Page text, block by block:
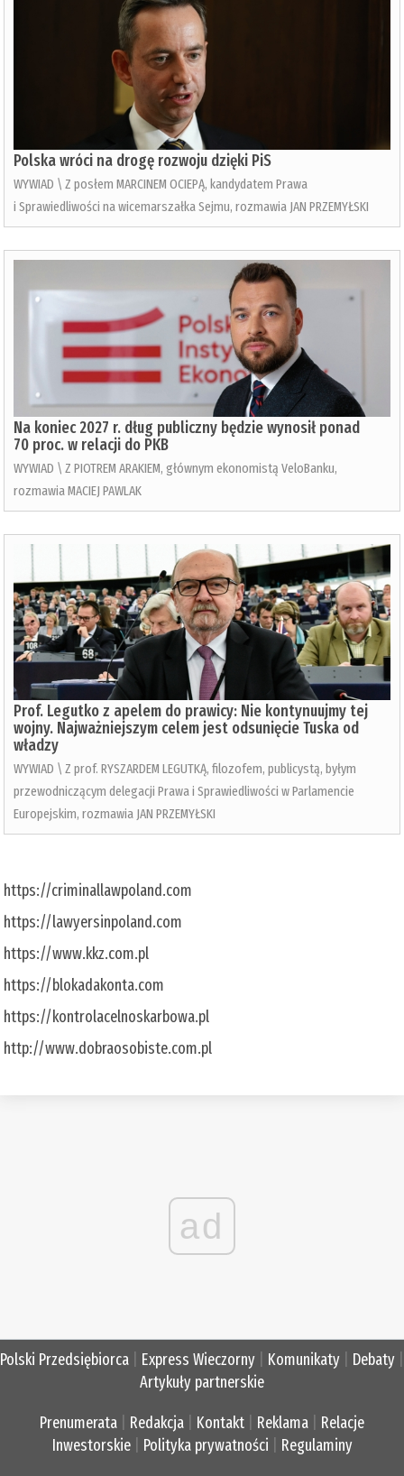
Polska wróci na drogę rozwoju dzięki PiS
WYWIAD \ Z posłem MARCINEM OCIEPĄ, kandydatem Prawa
i Sprawiedliwości na wicemarszałka Sejmu, rozmawia JAN PRZEMYŁSKI
Na koniec 2027 r. dług publiczny będzie wynosił ponad
70 proc. w relacji do PKB
WYWIAD \ Z PIOTREM ARAKIEM, głównym ekonomistą VeloBanku,
rozmawia MACIEJ PAWLAK
Prof. Legutko z apelem do prawicy: Nie kontynuujmy tej
wojny. Najważniejszym celem jest odsunięcie Tuska od
władzy
WYWIAD \ Z prof. RYSZARDEM LEGUTKĄ, filozofem, publicystą, byłym
przewodniczącym delegacji Prawa i Sprawiedliwości w Parlamencie
Europejskim, rozmawia JAN PRZEMYŁSKI
https://criminallawpoland.com
https://lawyersinpoland.com
https://www.kkz.com.pl
https://blokadakonta.com
https://kontrolacelnoskarbowa.pl
http://www.dobraosobiste.com.pl
ad
Polski Przedsiębiorca Express Wieczorny Komunikaty Debaty
Artykuły partnerskie
Prenumerata Redakcja Kontakt Reklama
Relacje
Inwestorskie| Polityka prywatności Regulaminy